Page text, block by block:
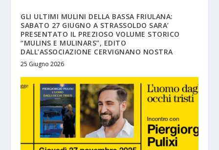
GLI ULTIMI MULINI DELLA BASSA FRIULANA:
SABATO 27 GIUGNO A STRASSOLDO SARA’
PRESENTATO IL PREZIOSO VOLUME STORICO
“MULINS E MULINARS”, EDITO
DALL’ASSOCIAZIONE CERVIGNANO NOSTRA
25 Giugno 2026